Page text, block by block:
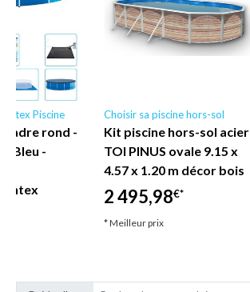
Intex Piscine
cadre rond -
- Bleu -
Intex
Choisir sa piscine hors-sol
Kit piscine hors-sol acier
TOI PINUS ovale 9.15 x
4.57 x 1.20 m décor bois
2 495,98€*
* Meilleur prix